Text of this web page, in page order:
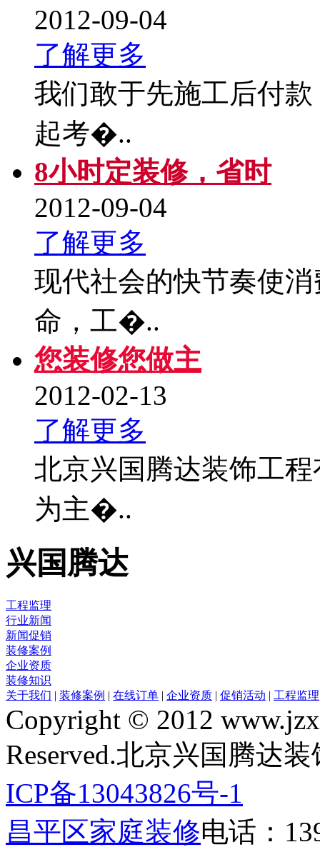
2012-09-04
了解更多
我们敢于先施工后付
起考�..
8小时定装修，省时
2012-09-04
了解更多
现代社会的快节奏使
命，工�..
您装修您做主
2012-02-13
了解更多
北京兴国腾达装饰工
为主�..
兴国腾达
工程监理
行业新闻
新闻促销
装修案例
企业资质
装修知识
关于我们 | 装修案例 | 在线订单 | 企业资质 | 促销活动 | 工程监理
Copyright © 2012
Reserved.北京兴国腾达
ICP备13043826号-1
昌平区家庭装修电话：